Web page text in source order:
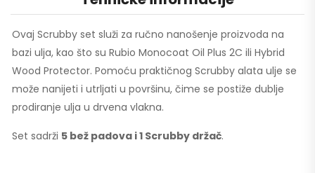
Ovaj Scrubby set služi za ručno nanošenje proizvoda na
bazi ulja, kao što su Rubio Monocoat Oil Plus 2C ili Hybrid
Wood Protector. Pomoću praktičnog Scrubby alata ulje se
može nanijeti i utrljati u površinu, čime se postiže dublje
prodiranje ulja u drvena vlakna.
Set sadrži 5 bež padova i 1 Scrubby držač.